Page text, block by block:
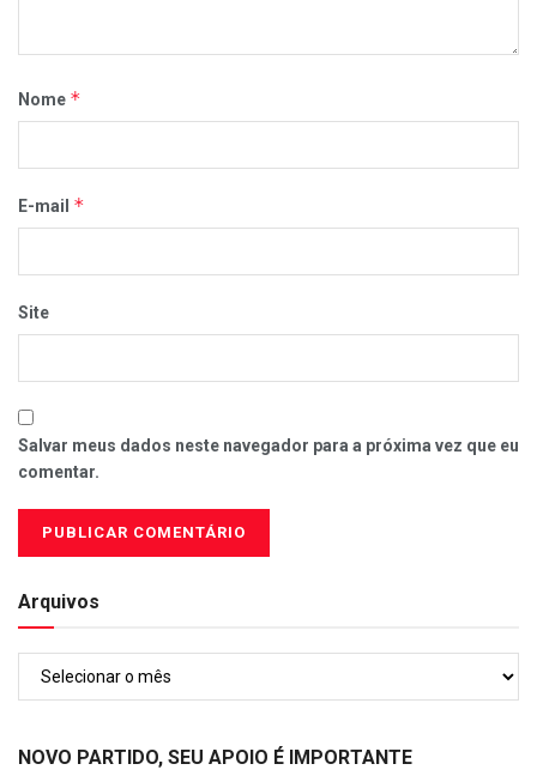
Nome *
E-mail *
Site
Salvar meus dados neste navegador para a próxima vez que eu
comentar.
Arquivos
NOVO PARTIDO, SEU APOIO É IMPORTANTE